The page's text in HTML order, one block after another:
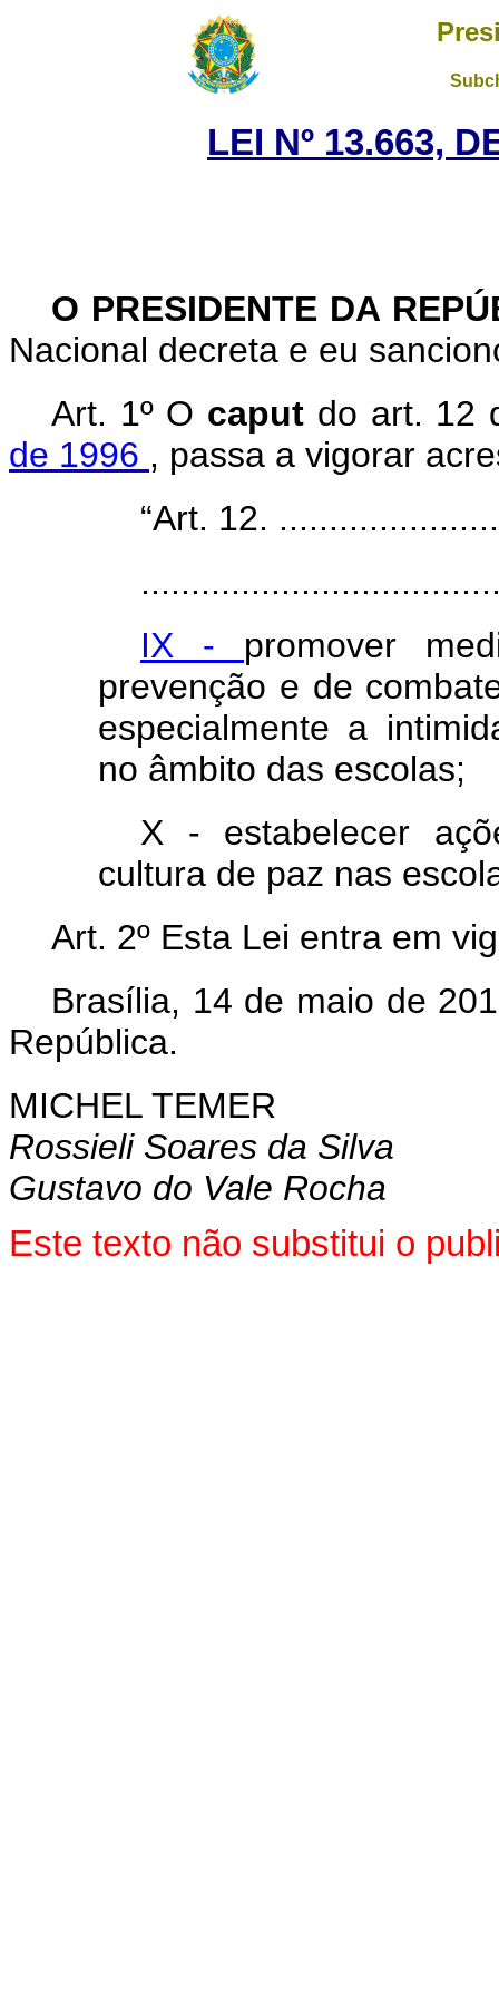
LEI Nº 13.663,
O PRESIDENTE DA
Nacional decreta e eu
Art. 1º O caput do art. 12
de 1996 , passa a vigorar
“Art. 12.
IX - promover
prevenção e de
especialmente a
no âmbito das escolas;
X - estabelecer
cultura de paz nas
Art. 2º Esta Lei entra em
Brasília, 14 de maio de
República.
MICHEL TEMER
Rossieli Soares da Silva
Gustavo do Vale Rocha
Este texto não substitui o